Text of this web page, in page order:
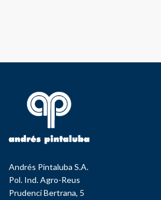
Andrés Pintaluba S.A.
Pol. Ind. Agro-Reus
Prudenci Bertrana, 5